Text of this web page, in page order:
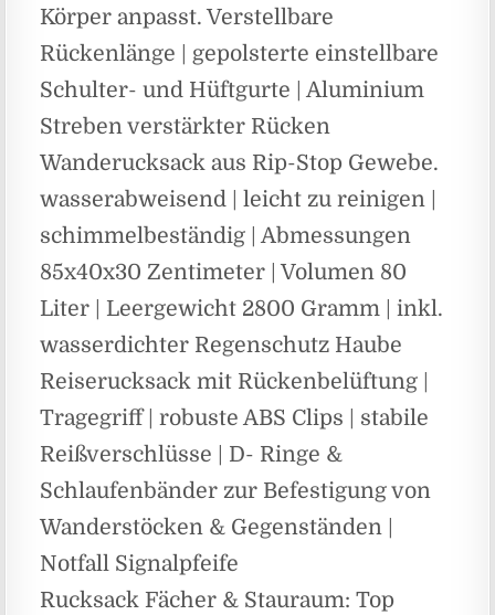
Körper anpasst. Verstellbare
Rückenlänge | gepolsterte einstellbare
Schulter- und Hüftgurte | Aluminium
Streben verstärkter Rücken
Wanderucksack aus Rip-Stop Gewebe.
wasserabweisend | leicht zu reinigen |
schimmelbeständig | Abmessungen
85x40x30 Zentimeter | Volumen 80
Liter | Leergewicht 2800 Gramm | inkl.
wasserdichter Regenschutz Haube
Reiserucksack mit Rückenbelüftung |
Tragegriff | robuste ABS Clips | stabile
Reißverschlüsse | D- Ringe &
Schlaufenbänder zur Befestigung von
Wanderstöcken & Gegenständen |
Notfall Signalpfeife
Rucksack Fächer & Stauraum: Top